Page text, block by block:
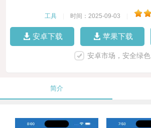
工具 时间：2025-09-03
安卓下载 苹果下载
安卓市场，安全绿色
简介